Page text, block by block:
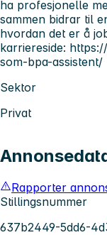
ha profesjonelle
sammen bidrar til
hvordan det er å
karriereside:
som-bpa-assistent/
Sektor
Privat
Rapporter
Stillingsnummer
637b2449-5dd6-